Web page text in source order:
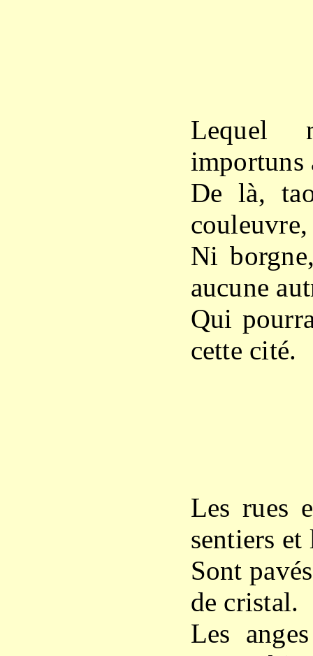
Lequel
importuns
De là,
Ni
aucune
Qui
cette cité.
Les rues
sentiers et
Sont
de cristal.
Les